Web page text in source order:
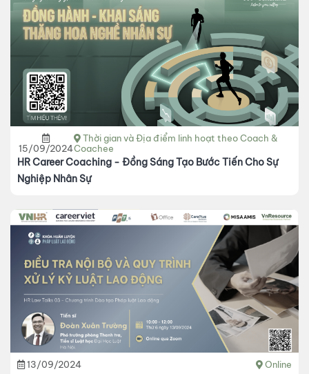
15/09/2024
Thời gian và Địa điểm linh hoạt theo Coach &
Coachee
HR Career Coaching - Đồng Sáng Tạo Bước Tiến Cho Sự
Nghiệp Nhân Sự
13/09/2024 Online